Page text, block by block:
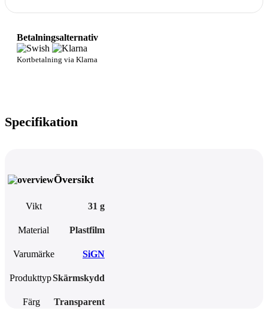
Betalningsalternativ
Kortbetalning via Klarna
Specifikation
Översikt
Vikt 31 g
Material Plastfilm
Varumärke SiGN
ProdukttypSkärmskydd
Färg Transparent